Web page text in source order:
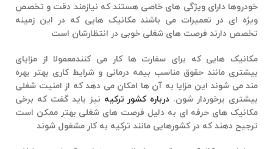
خودروها دارای ویژگی های خاصی هستند که نیازمند دقت و تخصص
ویژه ای در تعمیرات می باشند مکانیک هایی که در این زمینه
تخصص دارند فرصت های شغلی خوبی در انتظارشان است
مکانیک هایی که برای سفارت ها کار می کنندمعمولا از مزایای
بیشتری مانند حقوق مناسب بیمه درمانی و شرایط کاری بهتر بهره
مند می شوند این مزایا به آن ها امکان می دهد که از امنیت شغلی
بیشتری برخوردار شون. درباره کشور ترکیه نیز باید گفت که برخی
مکانیک های حرفه ای به دلیل فرصت های شغلی بهتر ممکن است
ترجیح دهند که در کشورهایی مانند ترکیه به کار مشغول شوند